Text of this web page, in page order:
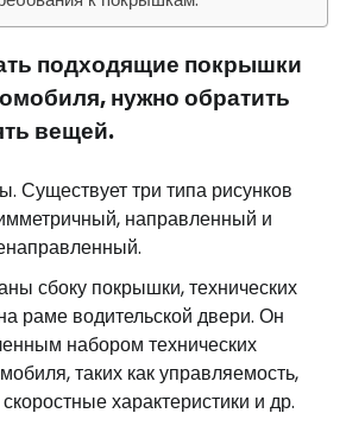
подходящие покрышки
нужно обратить
вещей.
Существует три типа рисунков
направленный и
сбоку покрышки, технических
раме водительской двери. Он
набором технических
таких как управляемость,
характеристики и др.